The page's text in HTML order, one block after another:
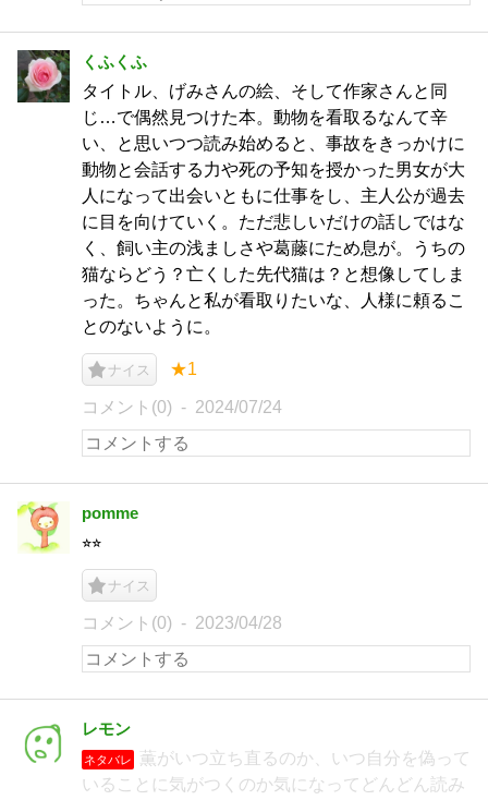
くふくふ
タイトル、げみさんの絵、そして作家さんと同
じ…で偶然見つけた本。動物を看取るなんて辛
い、と思いつつ読み始めると、事故をきっかけに
動物と会話する力や死の予知を授かった男女が大
人になって出会いともに仕事をし、主人公が過去
に目を向けていく。ただ悲しいだけの話しではな
く、飼い主の浅ましさや葛藤にため息が。うちの
猫ならどう？亡くした先代猫は？と想像してしま
った。ちゃんと私が看取りたいな、人様に頼るこ
とのないように。
ナイス ★1
コメント(0) 2024/07/24
pomme
⭐︎⭐︎
ナイス
コメント(0) 2023/04/28
レモン
ネタバレ
薫がいつ立ち直るのか、いつ自分を偽って
いることに気がつくのか気になってどんどん読み